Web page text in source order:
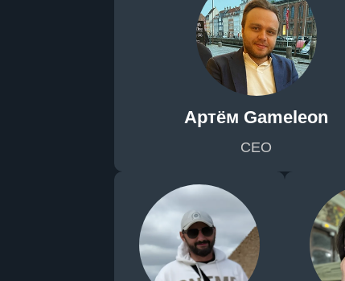
Артём Gameleon
CEO